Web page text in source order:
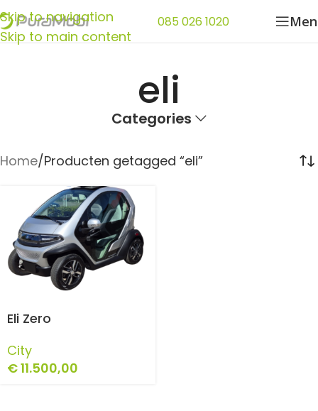
Skip to navigation
Skip to main content
085 026 1020
eli
Categories
Home Producten getagged “eli”
Eli Zero
City
€11.500,00